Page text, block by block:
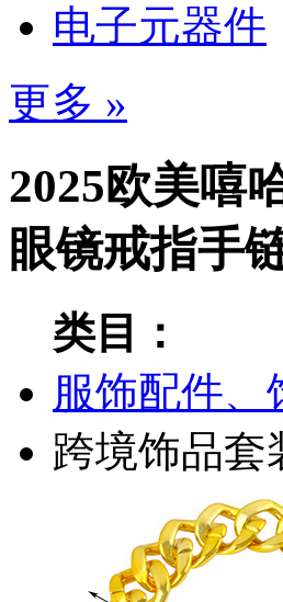
电子元器件
更多 »
2025欧美嘻
眼镜戒指手
类目：
服饰配件、
跨境饰品套